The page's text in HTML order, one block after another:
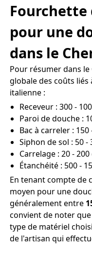
Fourchette
pour une
dans le
Pour résumer dans
globale des coûts
italienne :
Receveur : 300 -
Paroi de douche :
Bac à carreler : 150
Siphon de sol : 50 -
Carrelage : 20 -
Étanchéité : 500 -
En tenant compte de
moyen pour une
généralement entre
convient de noter
type de matériel
de l'artisan qui